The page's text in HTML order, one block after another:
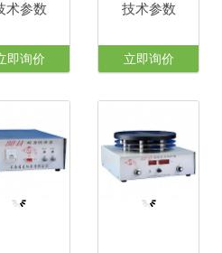
术参数
即询价
技术参数
立即询价